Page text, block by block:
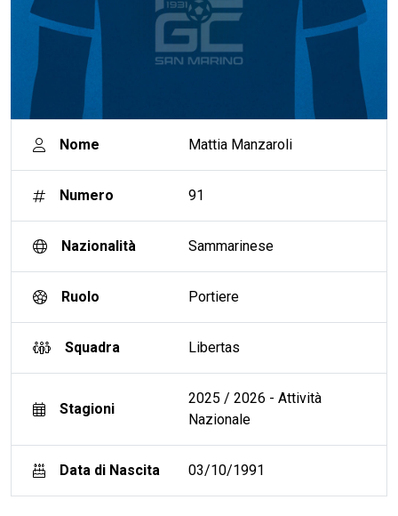
Nome Mattia Manzaroli
Numero 91
Nazionalità Sammarinese
Ruolo Portiere
Squadra Libertas
Stagioni
2025 / 2026 - Attività
Nazionale
Data di Nascita 03/10/1991